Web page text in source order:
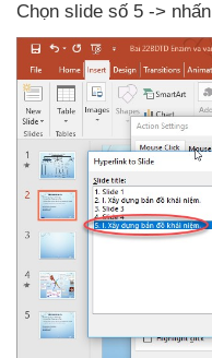
Chọn slide số 5 ->